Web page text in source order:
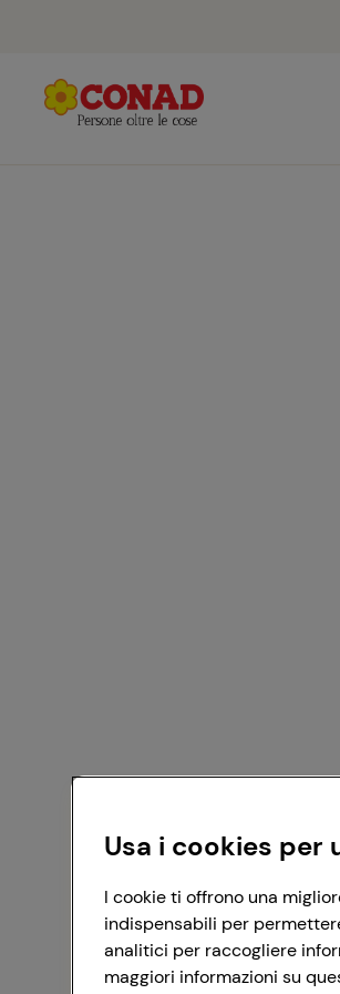
Usa i cookies per
I cookie ti offrono una
indispensabili per
analitici per raccogliere
maggiori informazioni su